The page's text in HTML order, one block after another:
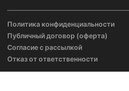
Политика конфиденциальности
Публичный договор (оферта)
Согласие с рассылкой
Отказ от ответственности